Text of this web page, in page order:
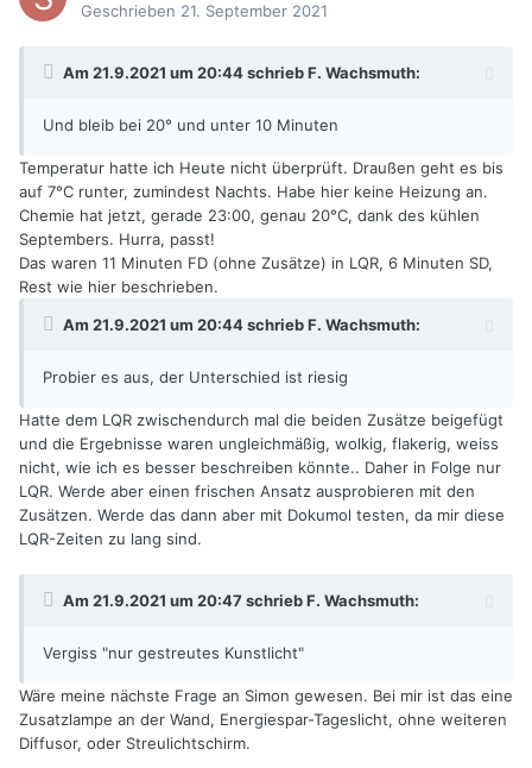
Geschrieben 21. September 2021
Am 21.9.2021 um 20:44 schriebF. Wachsmuth:
Und bleib bei 20° und unter 10 Minuten
Temperatur hatte ich Heute nicht überprüft. Draußen geht es bis
auf 7°C runter, zumindest Nachts. Habe hier keine Heizung an.
Chemie hat jetzt, gerade 23:00, genau 20°C, dank des kühlen
Septembers. Hurra, passt!
Das waren 11 Minuten FD (ohne Zusätze) in LQR, 6 Minuten SD,
Rest wie hier beschrieben.
Am 21.9.2021 um 20:44 schriebF. Wachsmuth:
Probier es aus, der Unterschied ist riesig
Hatte dem LQR zwischendurch mal die beiden Zusätze beigefügt
und die Ergebnisse waren ungleichmäßig, wolkig, flakerig, weiss
nicht, wie ich es besser beschreiben könnte.. Daher in Folge nur
LQR. Werde aber einen frischen Ansatz ausprobieren mit den
Zusätzen. Werde das dann aber mit Dokumol testen, da mir diese
LQR-Zeiten zu lang sind.
Am 21.9.2021 um 20:47 schriebF. Wachsmuth:
Vergiss "nur gestreutes Kunstlicht"
Wäre meine nächste Frage an Simon gewesen. Bei mir ist das eine
Zusatzlampe an der Wand, Energiespar-Tageslicht, ohne weiteren
Diffusor, oder Streulichtschirm.